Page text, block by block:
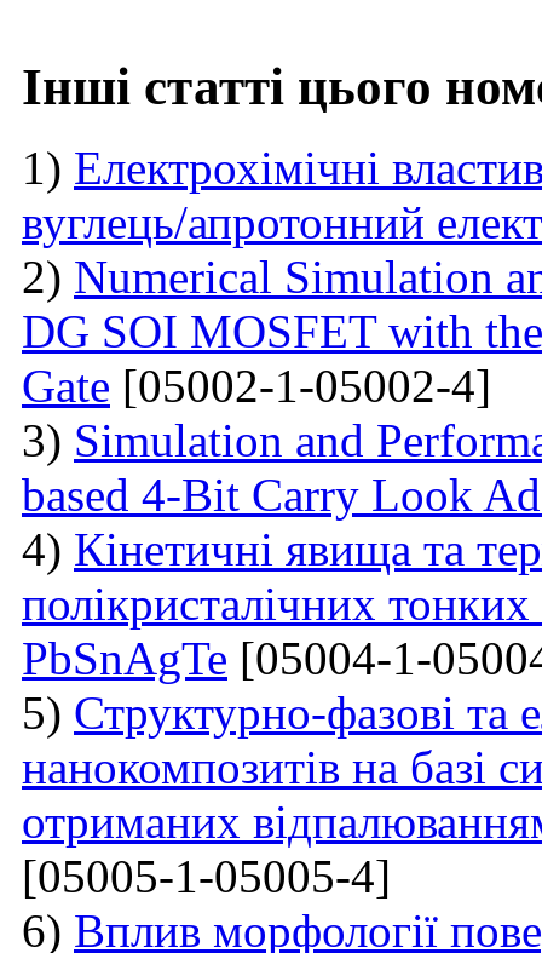
Інші статті цього
1) Електрохімічні
вуглець/апротонний
2) Numerical Simulation
DG SOI MOSFET with
Gate [05002-1-05002-4]
3) Simulation and
based 4-Bit Carry Look
4) Кінетичні явища та
полікристалічних
PbSnAgTe [05004-1-
5) Структурно-фазові та
нанокомпозитів на базі
отриманих
[05005-1-05005-4]
6) Вплив морфології